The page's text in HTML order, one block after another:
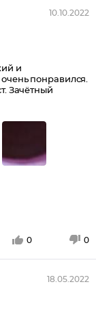
10.10.2022
и
понравился.
Зачётный
0 0
18.05.2022